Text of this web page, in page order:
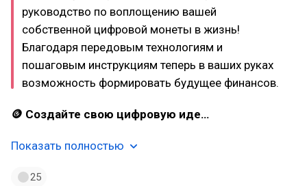
руководство по воплощению вашей
собственной цифровой монеты в жизнь!
Благодаря передовым технологиям и
пошаговым инструкциям теперь в ваших руках
возможность формировать будущее финансов.
🪙 Создайте свою цифровую иде…
Показать полностью
25